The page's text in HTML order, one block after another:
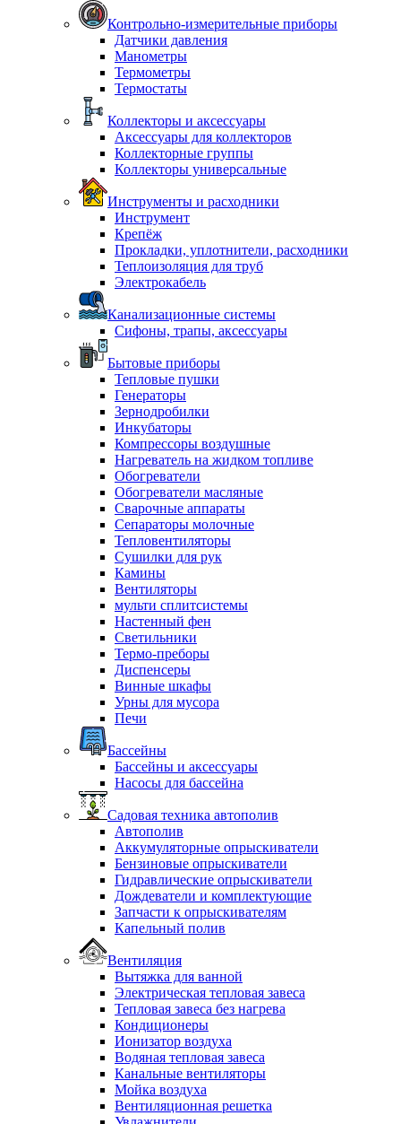
Контрольно-измерительные приборы
Датчики давления
Манометры
Термометры
Термостаты
Коллекторы и аксессуары
Аксессуары для коллекторов
Коллекторные группы
Коллекторы универсальные
Инструменты и расходники
Инструмент
Крепёж
Прокладки, уплотнители, расходники
Теплоизоляция для труб
Электрокабель
Канализационные системы
Сифоны, трапы, аксессуары
Бытовые приборы
Тепловые пушки
Генераторы
Зернодробилки
Инкубаторы
Компрессоры воздушные
Нагреватель на жидком топливе
Обогреватели
Обогреватели масляные
Сварочные аппараты
Сепараторы молочные
Тепловентиляторы
Сушилки для рук
Камины
Вентиляторы
мульти сплитсистемы
Настенный фен
Светильники
Термо-преборы
Диспенсеры
Винные шкафы
Урны для мусора
Печи
Бассейны
Бассейны и аксессуары
Насосы для бассейна
Садовая техника автополив
Автополив
Аккумуляторные опрыскиватели
Бензиновые опрыскиватели
Гидравлические опрыскиватели
Дождеватели и комплектующие
Запчасти к опрыскивателям
Капельный полив
Вентиляция
Вытяжка для ванной
Электрическая тепловая завеса
Тепловая завеса без нагрева
Кондиционеры
Ионизатор воздуха
Водяная тепловая завеса
Канальные вентиляторы
Мойка воздуха
Вентиляционная решетка